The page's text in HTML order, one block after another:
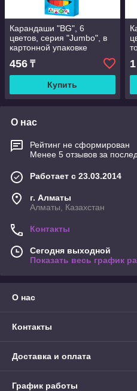
Карандаши "BG", 6
цветов, серия "Jumbo", в
картонной упаковке
456 ₸
Купить
О нас
Рейтинг не сформирован
Менее 5 отзывов за
Работает с 23.03.2014
г. Алматы
Алматы, Казахстан
Контакты
Сегодня выходной
Показать весь график
О нас
Контакты
Доставка и оплата
График работы